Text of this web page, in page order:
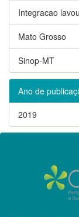
Integracao
Mato Grosso
Sinop-MT
Ano de
2019